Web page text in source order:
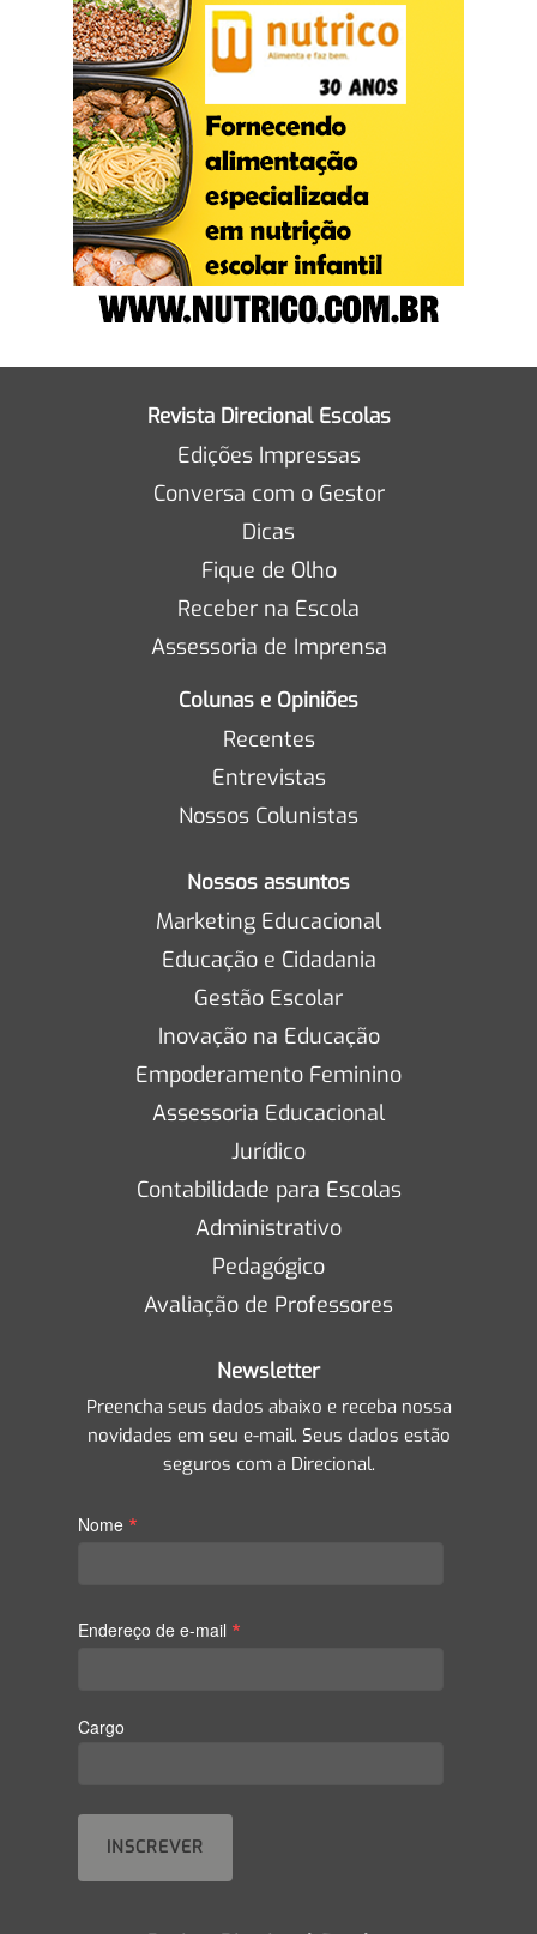
Revista Direcional Escolas
Edições Impressas
Conversa com o Gestor
Dicas
Fique de Olho
Receber na Escola
Assessoria de Imprensa
Colunas e Opiniões
Recentes
Entrevistas
Nossos Colunistas
Nossos assuntos
Marketing Educacional
Educação e Cidadania
Gestão Escolar
Inovação na Educação
Empoderamento Feminino
Assessoria Educacional
Jurídico
Contabilidade para Escolas
Administrativo
Pedagógico
Avaliação de Professores
Newsletter
Preencha seus dados abaixo e receba nossa
novidades em seu e-mail. Seus dados estão
seguros com a Direcional.
Nome *
Endereço de e-mail *
Cargo